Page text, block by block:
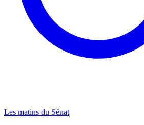
Les matins du Sénat